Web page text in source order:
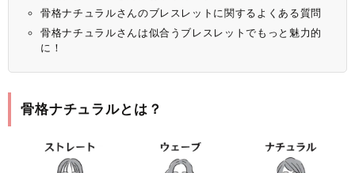
骨格ナチュラルさんのブレスレットに関するよくある質問
骨格ナチュラルさんは似合うブレスレットでもっと魅力的
に！
骨格ナチュラルとは？